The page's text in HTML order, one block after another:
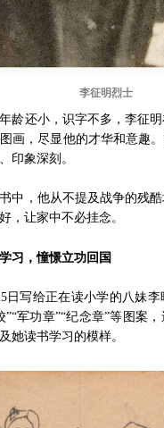
李征明烈士
龄还小，识字不多，李征
画，尽显他的才华和意趣
印象深刻。
中，他从不提及战争的残
，让家中不必挂念。
习，憧憬立功回国
日写给正在读小学的八妹
”“军功章”“纪念章”等图案
她读书学习的模样。